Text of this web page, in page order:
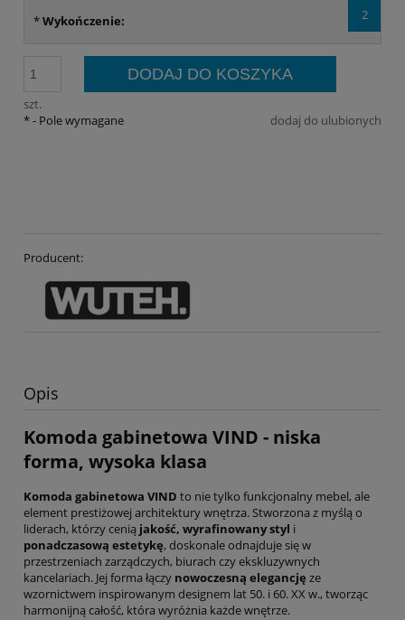
2
*Wykończenie:
szt.
DODAJ DO KOSZYKA
dodaj do ulubionych
*- Pole wymagane
Producent:
Opis
Komoda gabinetowa VIND - niska
forma, wysoka klasa
Komoda gabinetowa VIND to nie tylko funkcjonalny mebel, ale
element prestiżowej architektury wnętrza. Stworzona z myślą o
liderach, którzy cenią jakość, wyrafinowany styl i
ponadczasową estetykę, doskonale odnajduje się w
przestrzeniach zarządczych, biurach czy ekskluzywnych
kancelariach. Jej forma łączy nowoczesną elegancję ze
wzornictwem inspirowanym designem lat 50. i 60. XX w., tworząc
harmonijną całość, która wyróżnia każde wnętrze.